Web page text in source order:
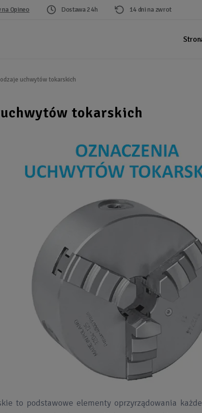
Opineo Dostawa 24h 14 dni na zwrot
uchwytów tokarskich
tokarskich
to podstawowe elementy oprzyrządowania